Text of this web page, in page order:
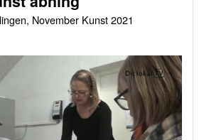
November Kunst 2021